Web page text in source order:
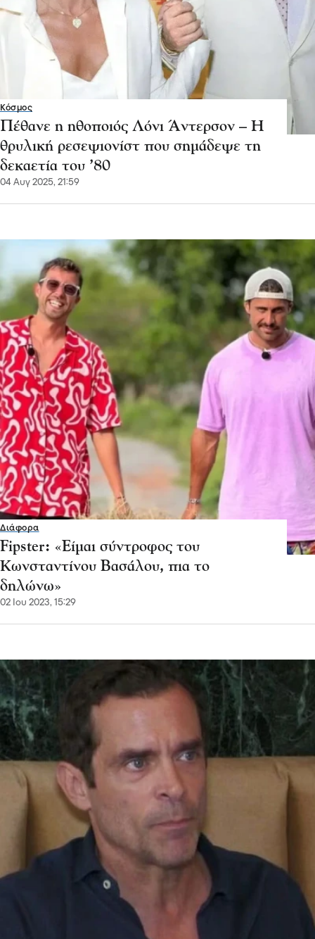
Κόσμος
Πέθανε η ηθοποιός Λόνι Άντερσον – Η
θρυλική ρεσεψιονίστ που σημάδεψε τη
δεκαετία του ’80
04 Αυγ 2025, 21:59
Διάφορα
Fipster: «Είμαι σύντροφος του
Κωνσταντίνου Βασάλου, πια το
δηλώνω»
02 Ιου 2023, 15:29